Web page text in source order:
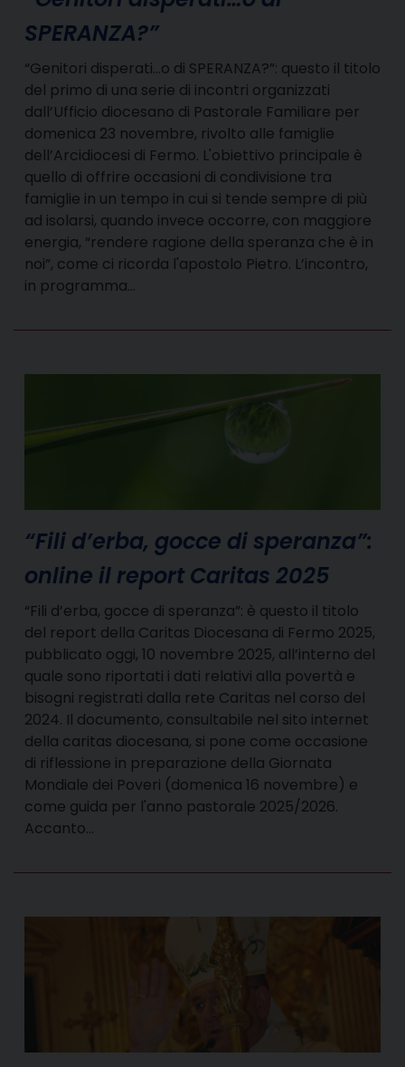
SPERANZA?”
“Genitori disperati...o di SPERANZA?”: questo il titolo
del primo di una serie di incontri organizzati
dall’Ufficio diocesano di Pastorale Familiare per
domenica 23 novembre, rivolto alle famiglie
dell’Arcidiocesi di Fermo. L'obiettivo principale è
quello di offrire occasioni di condivisione tra
famiglie in un tempo in cui si tende sempre di più
ad isolarsi, quando invece occorre, con maggiore
energia, “rendere ragione della speranza che è in
noi”, come ci ricorda l'apostolo Pietro. L’incontro,
in programma…
“Fili d’erba, gocce di speranza”:
online il report Caritas 2025
“Fili d’erba, gocce di speranza”: è questo il titolo
del report della Caritas Diocesana di Fermo 2025,
pubblicato oggi, 10 novembre 2025, all’interno del
quale sono riportati i dati relativi alla povertà e
bisogni registrati dalla rete Caritas nel corso del
2024. Il documento, consultabile nel sito internet
della caritas diocesana, si pone come occasione
di riflessione in preparazione della Giornata
Mondiale dei Poveri (domenica 16 novembre) e
come guida per l'anno pastorale 2025/2026.
Accanto…